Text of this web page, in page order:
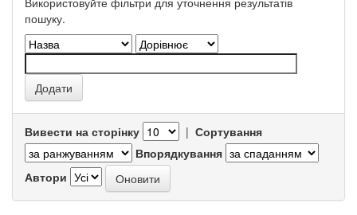
пошуку.
Вивести на сторінку | Сортування
Впорядкування
Автори